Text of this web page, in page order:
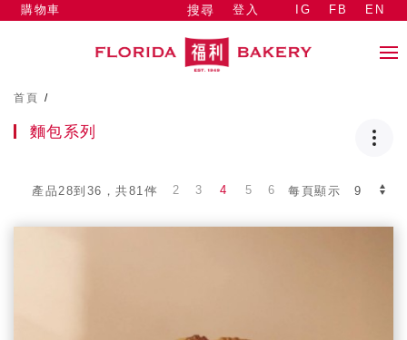
搜尋 登入
購物車 IG FB EN
首頁 /
麵包系列
產品28到36，共81件 每頁顯示
2 3 4 5 6